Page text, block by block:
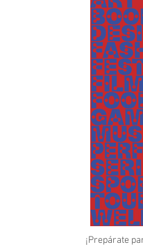
¡Prepárate